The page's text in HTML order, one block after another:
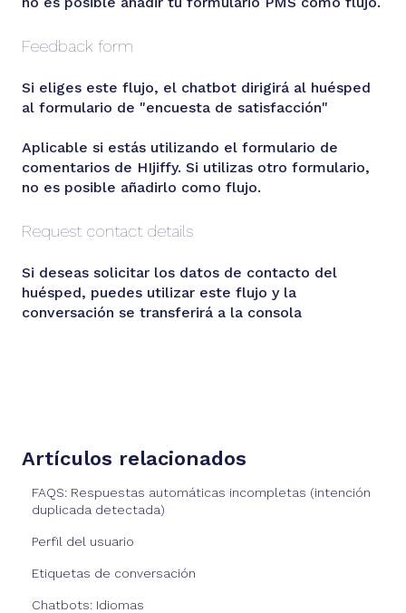
Feedback form
Si eliges este flujo, el chatbot dirigirá al huésped
al formulario de "encuesta de satisfacción"
Aplicable si estás utilizando el formulario de
comentarios de HIjiffy. Si utilizas otro formulario,
no es posible añadirlo como flujo.
Request contact details
Si deseas solicitar los datos de contacto del
huésped, puedes utilizar este flujo y la
conversación se transferirá a la consola
Artículos relacionados
FAQS: Respuestas automáticas incompletas (intención
duplicada detectada)
Perfil del usuario
Etiquetas de conversación
Chatbots: Idiomas